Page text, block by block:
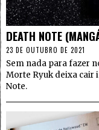
DEATH NOTE
23 DE OUTUBRO DE 2021
Sem nada para fazer
Morte Ryuk deixa cair
Note.